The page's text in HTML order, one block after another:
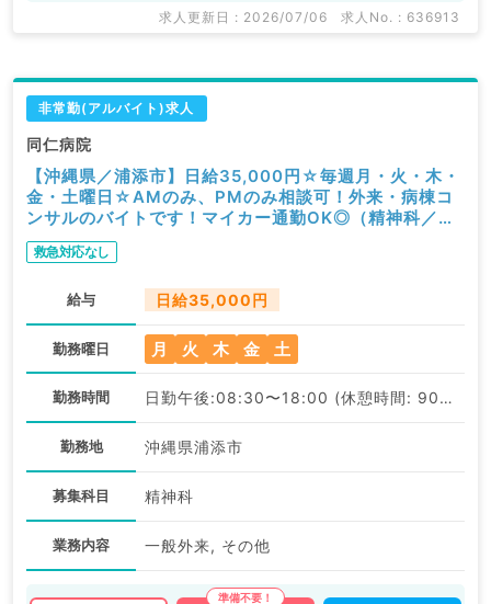
求人更新日 : 2026/07/06 求人No. : 636913
非常勤(アルバイト)求人
同仁病院
【沖縄県／浦添市】日給35,000円☆毎週月・火・木・
金・土曜日☆AMのみ、PMのみ相談可！外来・病棟コ
ンサルのバイトです！マイカー通勤OK◎（精神科／非
常勤）
救急対応なし
給与 日給35,000円
勤務曜日 月 火 木 金 土
勤務時間 日勤午後:08:30〜18:00 (休憩時間: 90分)
勤務地 沖縄県浦添市
募集科目 精神科
業務内容 一般外来, その他